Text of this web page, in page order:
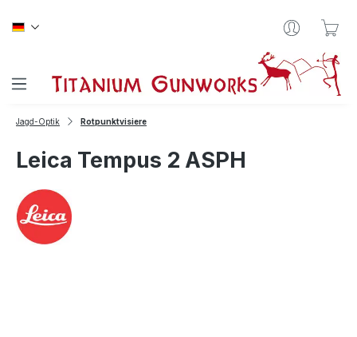
Jagd-Optik Rotpunktvisiere
Leica Tempus 2 ASPH